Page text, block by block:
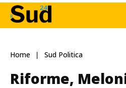
Home Sud Politica
Riforme,